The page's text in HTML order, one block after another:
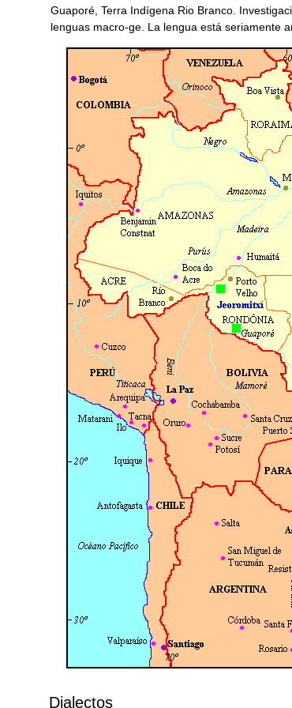
Guaporé, Terra Indígena Rio Branco.
lenguas macro-ge. La lengua está seriamente
Dialectos